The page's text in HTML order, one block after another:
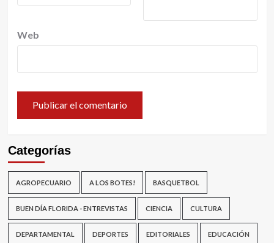
Web
Categorías
AGROPECUARIO A LOS BOTES! BASQUETBOL
BUEN DÍA FLORIDA - ENTREVISTAS CIENCIA CULTURA
DEPARTAMENTAL DEPORTES EDITORIALES EDUCACIÓN